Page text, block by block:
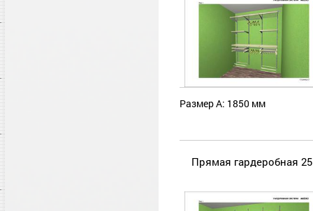
Размер А: 1850 мм
Прямая гардеробная 25